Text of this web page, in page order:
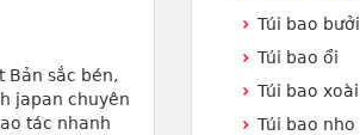
Bản sắc bén,
japan chuyên
tác nhanh
Túi bao bưởi
Túi bao ổi
Túi bao xoài
Túi bao nho